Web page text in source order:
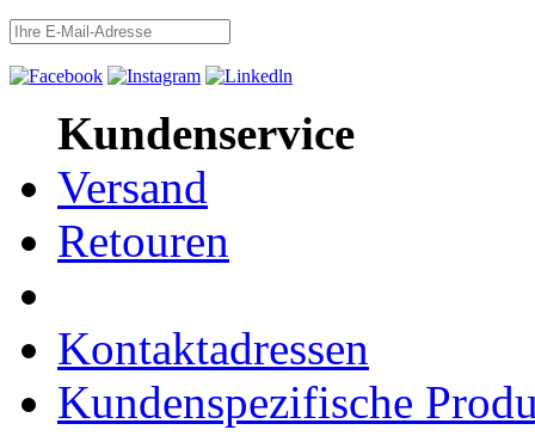
Kundenservice
Versand
Retouren
Kontaktadressen
Kundenspezifische